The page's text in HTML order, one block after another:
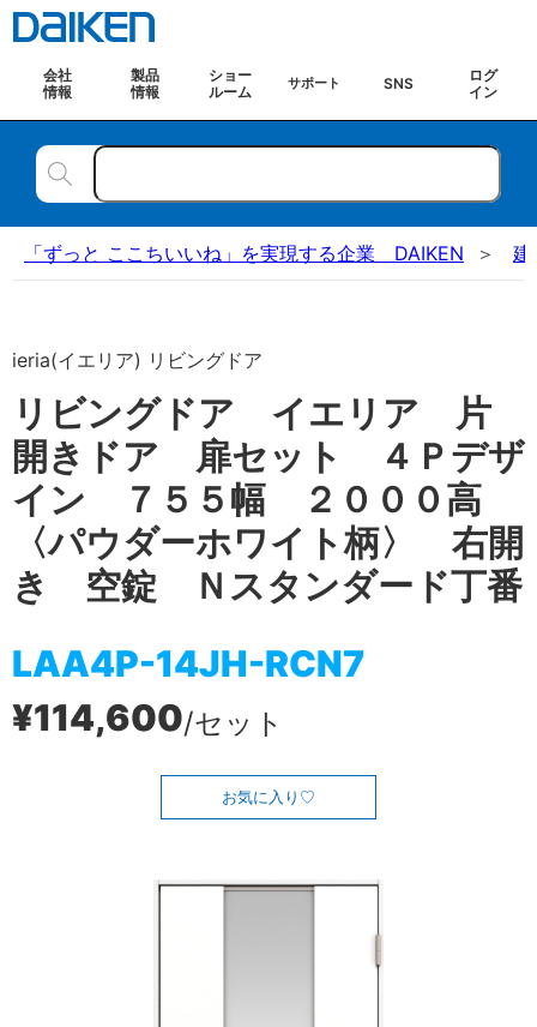
会社
情報
製品
情報
ショー
ルーム
サポート SNS
ログ
イン
「ずっと ここちいいね」を実現する企業 DAIKEN 建
ieria(イエリア) リビングドア
リビングドア イエリア 片
開きドア 扉セット ４Ｐデザ
イン ７５５幅 ２０００高
〈パウダーホワイト柄〉 右開
き 空錠 Ｎスタンダード丁番
LAA4P-14JH-RCN7
¥114,600/セット
お気に入り